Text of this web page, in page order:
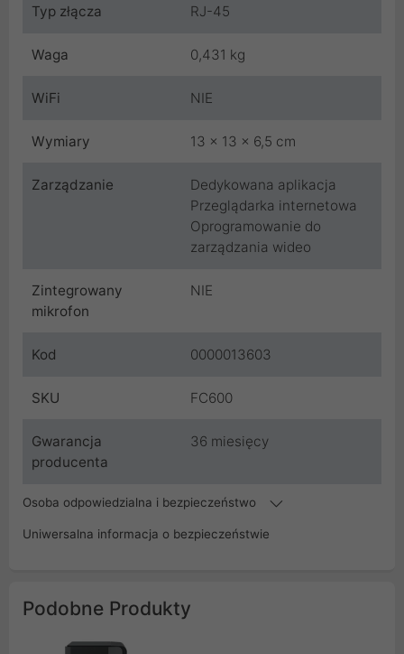
Typ złącza RJ-45
Waga 0,431 kg
WiFi NIE
Wymiary 13 x 13 x 6,5 cm
Zarządzanie
Dedykowana aplikacja
Przeglądarka internetowa
Oprogramowanie do
zarządzania wideo
Zintegrowany
mikrofon
NIE
Kod 0000013603
SKU FC600
Gwarancja
producenta
36 miesięcy
Osoba odpowiedzialna i bezpieczeństwo
Uniwersalna informacja o bezpieczeństwie
Podobne Produkty